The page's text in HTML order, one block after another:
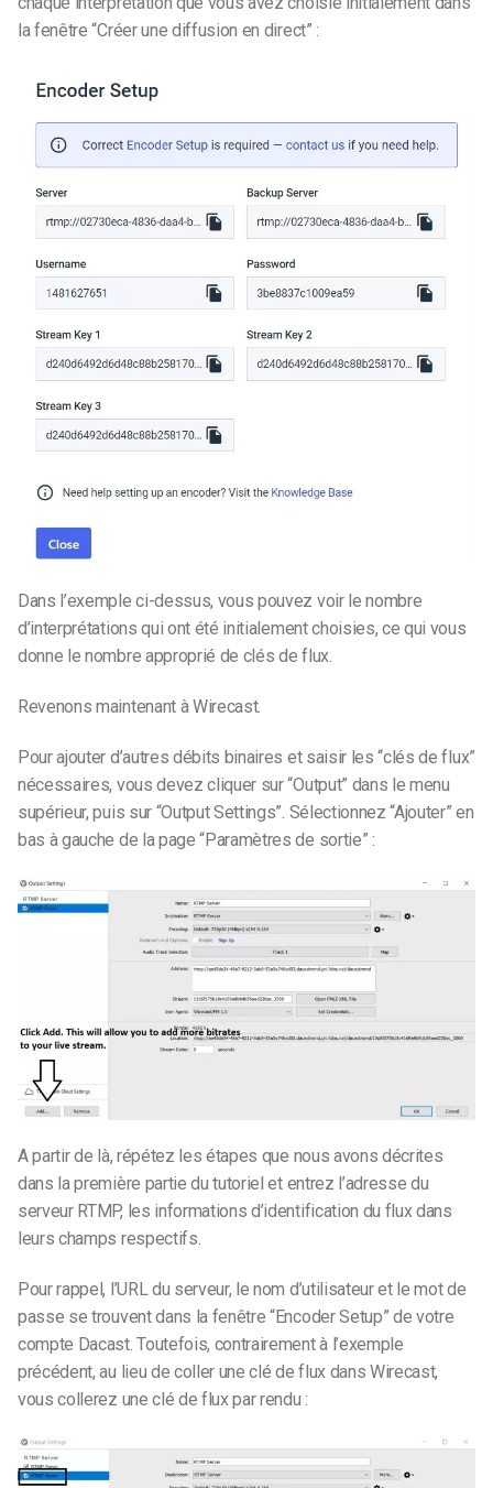
la fenêtre “Créer une diffusion en direct” :
Dans l’exemple ci-dessus, vous pouvez voir le nombre
d’interprétations qui ont été initialement choisies, ce qui vous
donne le nombre approprié de clés de flux.
Revenons maintenant à Wirecast.
Pour ajouter d’autres débits binaires et saisir les “clés de flux”
nécessaires, vous devez cliquer sur “Output” dans le menu
supérieur, puis sur “Output Settings”. Sélectionnez “Ajouter” en
bas à gauche de la page “Paramètres de sortie” :
A partir de là, répétez les étapes que nous avons décrites
dans la première partie du tutoriel et entrez l’adresse du
serveur RTMP, les informations d’identification du flux dans
leurs champs respectifs.
Pour rappel, l’URL du serveur, le nom d’utilisateur et le mot de
passe se trouvent dans la fenêtre “Encoder Setup” de votre
compte Dacast. Toutefois, contrairement à l’exemple
précédent, au lieu de coller une clé de flux dans Wirecast,
vous collerez une clé de flux par rendu :